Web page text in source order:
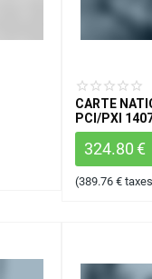
CARTE
PCI/PXI
324.80 €
(389.76 €